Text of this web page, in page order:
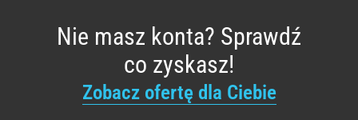
Nie masz konta? Sprawdź
co zyskasz!
Zobacz ofertę dla Ciebie